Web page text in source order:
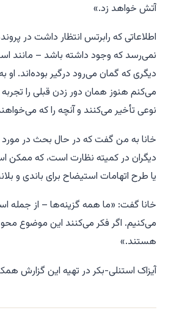
آتش خواهد زد.»
اطلاعاتی که رابرتس انتظار داشت در
نمی‌رسد که وجود داشته باشد – مانند
دیگری که گمان می‌رود درگیر بوده‌اند.
می‌کنم هنوز همان دور زدن قبلی را
نوعی تأخیر می‌کنند و آنچه را که
خانا به من گفت که در حال بحث در
دیگران در کمیته نظارت است، که ممکن
یا طرح اتهامات استیضاح برای باندی و
خانا گفت: «ما همه گزینه‌ها – از جمله
می‌کنیم. اگر فکر می‌کنند این موضوع
هستند.»
آیزاک استنلی-بکر در تهیه این گزارش